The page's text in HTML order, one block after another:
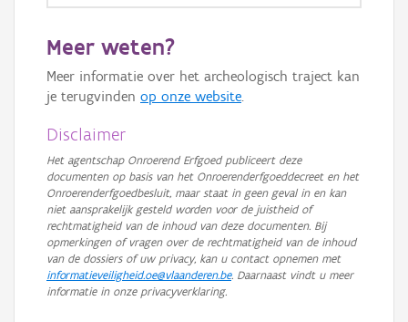
Meer weten?
Meer informatie over het archeologisch traject kan
je terugvinden op onze website.
Disclaimer
Het agentschap Onroerend Erfgoed publiceert deze
documenten op basis van het Onroerenderfgoeddecreet en het
Onroerenderfgoedbesluit, maar staat in geen geval in en kan
niet aansprakelijk gesteld worden voor de juistheid of
rechtmatigheid van de inhoud van deze documenten. Bij
opmerkingen of vragen over de rechtmatigheid van de inhoud
van de dossiers of uw privacy, kan u contact opnemen met
informatieveiligheid.oe@vlaanderen.be. Daarnaast vindt u meer
informatie in onze privacyverklaring.